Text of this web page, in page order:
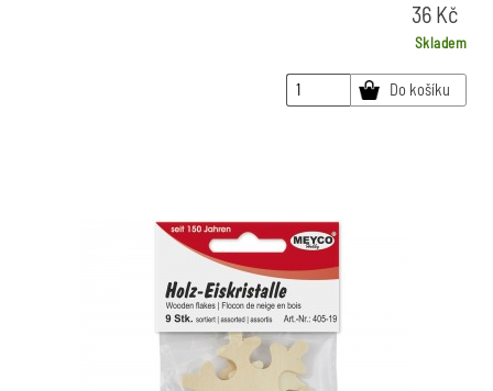
36Kč
Skladem
Do košíku